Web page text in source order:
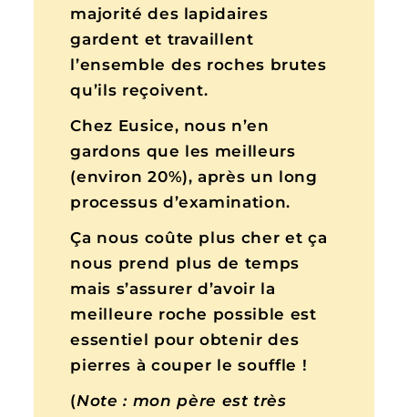
majorité des lapidaires
gardent et travaillent
l’ensemble des roches brutes
qu’ils reçoivent.
Chez Eusice, nous n’en
gardons que les meilleurs
(environ 20%), après un long
processus d’examination.
Ça nous coûte plus cher et ça
nous prend plus de temps
mais s’assurer d’avoir la
meilleure roche possible est
essentiel pour obtenir des
pierres à couper le souffle !
(Note : mon père est très